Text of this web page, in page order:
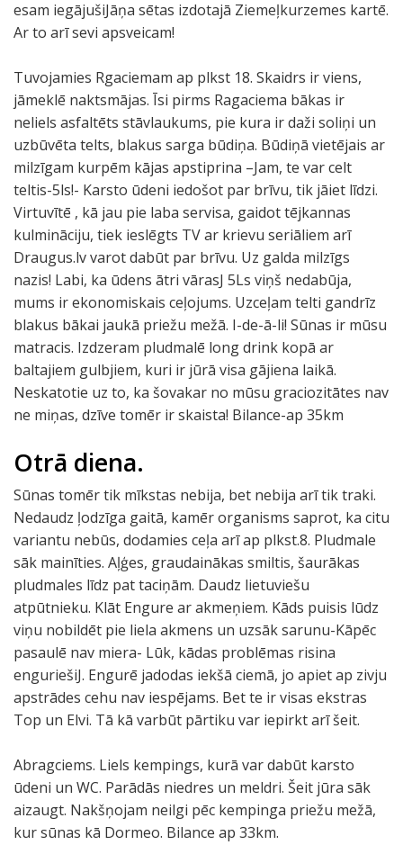
esam iegājušiJāņa sētas izdotajā Ziemeļkurzemes kartē.
Ar to arī sevi apsveicam!
Tuvojamies Rgaciemam ap plkst 18. Skaidrs ir viens,
jāmeklē naktsmājas. Īsi pirms Ragaciema bākas ir
neliels asfaltēts stāvlaukums, pie kura ir daži soliņi un
uzbūvēta telts, blakus sarga būdiņa. Būdiņā vietējais ar
milzīgam kurpēm kājas apstiprina –Jam, te var celt
teltis-5ls!- Karsto ūdeni iedošot par brīvu, tik jāiet līdzi.
Virtuvītē , kā jau pie laba servisa, gaidot tējkannas
kulmināciju, tiek ieslēgts TV ar krievu seriāliem arī
Draugus.lv varot dabūt par brīvu. Uz galda milzīgs
nazis! Labi, ka ūdens ātri vārasJ 5Ls viņš nedabūja,
mums ir ekonomiskais ceļojums. Uzceļam telti gandrīz
blakus bākai jaukā priežu mežā. I-de-ā-li! Sūnas ir mūsu
matracis. Izdzeram pludmalē long drink kopā ar
baltajiem gulbjiem, kuri ir jūrā visa gājiena laikā.
Neskatotie uz to, ka šovakar no mūsu graciozitātes nav
ne miņas, dzīve tomēr ir skaista! Bilance-ap 35km
Otrā diena.
Sūnas tomēr tik mīkstas nebija, bet nebija arī tik traki.
Nedaudz ļodzīga gaitā, kamēr organisms saprot, ka citu
variantu nebūs, dodamies ceļa arī ap plkst.8. Pludmale
sāk mainīties. Aļģes, graudainākas smiltis, šaurākas
pludmales līdz pat taciņām. Daudz lietuviešu
atpūtnieku. Klāt Engure ar akmeņiem. Kāds puisis lūdz
viņu nobildēt pie liela akmens un uzsāk sarunu-Kāpēc
pasaulē nav miera- Lūk, kādas problēmas risina
enguriešiJ. Engurē jadodas iekšā ciemā, jo apiet ap zivju
apstrādes cehu nav iespējams. Bet te ir visas ekstras
Top un Elvi. Tā kā varbūt pārtiku var iepirkt arī šeit.
Abragciems. Liels kempings, kurā var dabūt karsto
ūdeni un WC. Parādās niedres un meldri. Šeit jūra sāk
aizaugt. Nakšņojam neilgi pēc kempinga priežu mežā,
kur sūnas kā Dormeo. Bilance ap 33km.